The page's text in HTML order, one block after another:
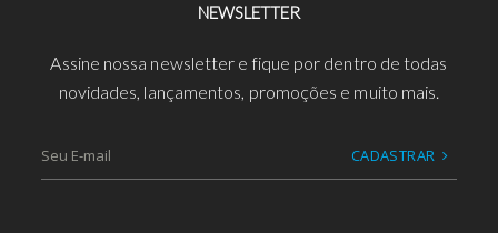
NEWSLETTER
Assine nossa newsletter e fique por dentro de todas
novidades, lançamentos, promoções e muito mais.
CADASTRAR